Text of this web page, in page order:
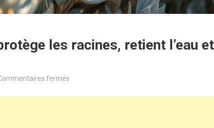
les racines, retient l’eau
ferméssur